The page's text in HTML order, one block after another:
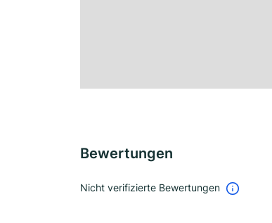
Bewertungen
Nicht verifizierte Bewertungen